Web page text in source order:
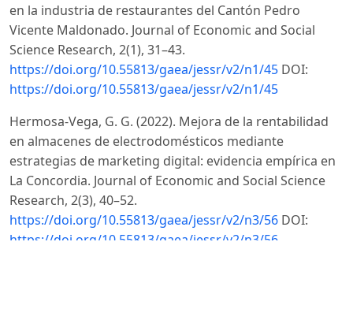
en la industria de restaurantes del Cantón Pedro
Vicente Maldonado. Journal of Economic and Social
Science Research, 2(1), 31–43.
https://doi.org/10.55813/gaea/jessr/v2/n1/45 DOI:
https://doi.org/10.55813/gaea/jessr/v2/n1/45
Hermosa-Vega, G. G. (2022). Mejora de la rentabilidad
en almacenes de electrodomésticos mediante
estrategias de marketing digital: evidencia empírica en
La Concordia. Journal of Economic and Social Science
Research, 2(3), 40–52.
https://doi.org/10.55813/gaea/jessr/v2/n3/56 DOI:
https://doi.org/10.55813/gaea/jessr/v2/n3/56